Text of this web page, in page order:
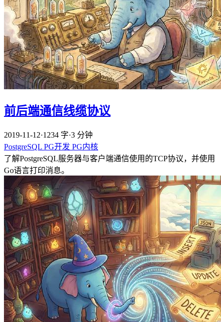
前后端通信线缆协议
2019-11-12·1234 字·3 分钟
PostgreSQL PG开发 PG内核
了解PostgreSQL服务器与客户端通信使用的TCP协议，并使用
Go语言打印消息。